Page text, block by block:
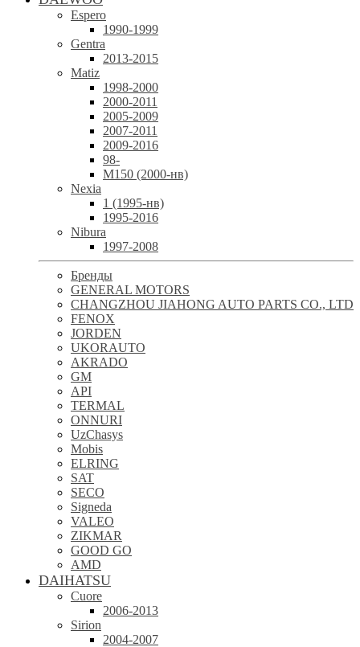
Espero
1990-1999
Gentra
2013-2015
Matiz
1998-2000
2000-2011
2005-2009
2007-2011
2009-2016
98-
М150 (2000-нв)
Nexia
1 (1995-нв)
1995-2016
Nibura
1997-2008
Бренды
GENERAL MOTORS
CHANGZHOU JIAHONG AUTO PARTS CO., LTD
FENOX
JORDEN
UKORAUTO
AKRADO
GM
API
TERMAL
ONNURI
UzChasys
Mobis
ELRING
SAT
SECO
Signeda
VALEO
ZIKMAR
GOOD GO
AMD
DAIHATSU
Cuore
2006-2013
Sirion
2004-2007